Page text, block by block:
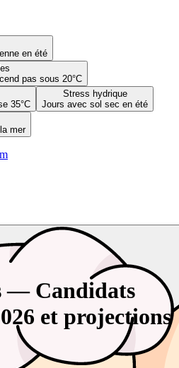
en été
pas sous 20°C
35°C
Stress hydrique
Jours avec sol sec en été
mer
— Candidats
et projections